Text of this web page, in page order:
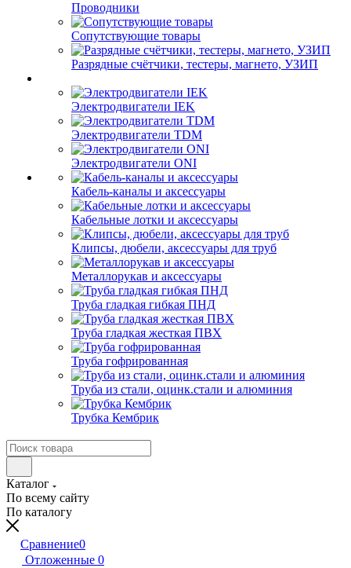
Проводники
Сопутствующие товары
Разрядные счётчики, тестеры, магнето, УЗИП
Электродвигатели IEK
Электродвигатели TDM
Электродвигатели ONI
Кабель-каналы и аксессуары
Кабельные лотки и аксессуары
Клипсы, дюбели, аксессуары для труб
Металлорукав и аксессуары
Труба гладкая гибкая ПНД
Труба гладкая жесткая ПВХ
Труба гофрированная
Труба из стали, оцинк.стали и алюминия
Трубка Кембрик
Каталог
По всему сайту
По каталогу
Сравнение0
Отложенные 0